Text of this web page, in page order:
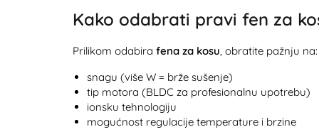
Kako odabrati pravi fen za
Prilikom odabira fena za kosu, obratite pažnju na:
snagu (više W = brže sušenje)
tip motora (BLDC za profesionalnu upotrebu)
ionsku tehnologiju
mogućnost regulacije temperature i brzine